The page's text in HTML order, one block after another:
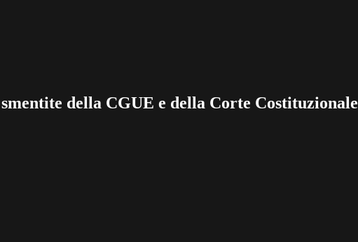
della CGUE e della Corte Costituzionale